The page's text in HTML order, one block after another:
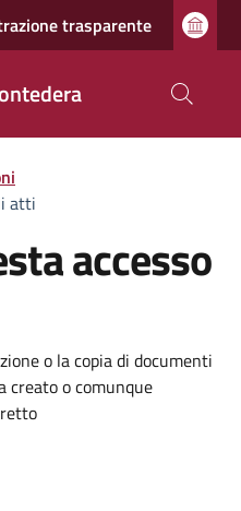
trasparente
atti
accesso
o la copia di documenti
creato o comunque